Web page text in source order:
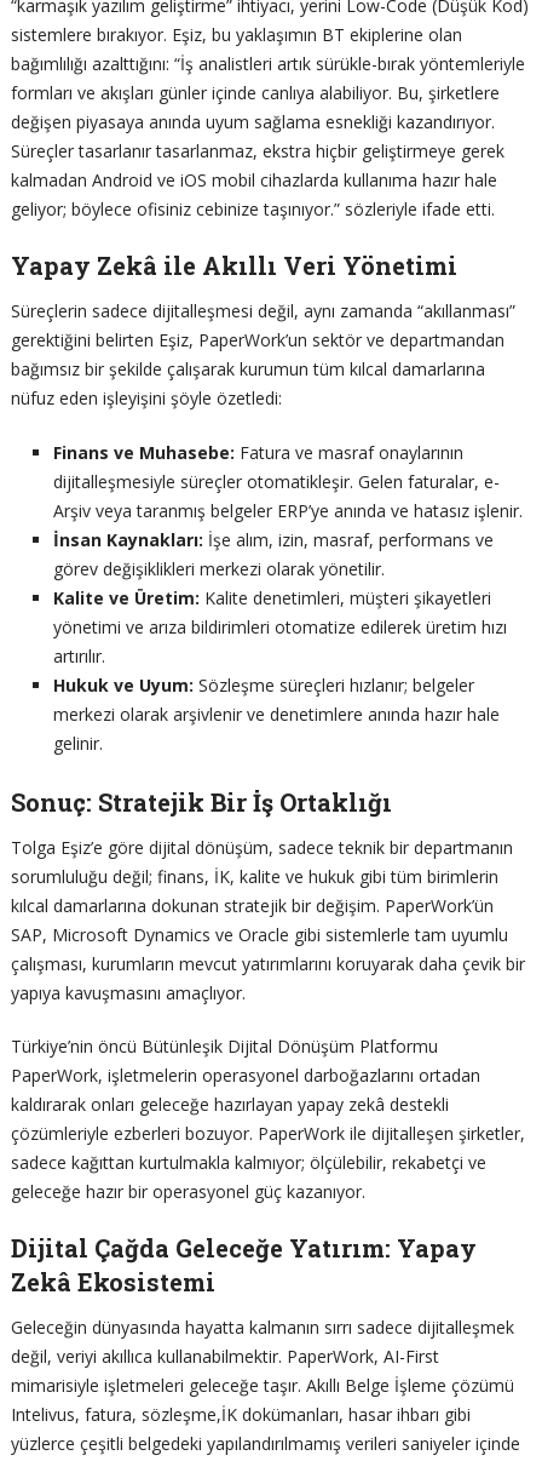
“karmaşık yazılım geliştirme” ihtiyacı, yerini Low-Code (Düşük Kod)
sistemlere bırakıyor. Eşiz, bu yaklaşımın BT ekiplerine olan
bağımlılığı azalttığını: “İş analistleri artık sürükle-bırak yöntemleriyle
formları ve akışları günler içinde canlıya alabiliyor. Bu, şirketlere
değişen piyasaya anında uyum sağlama esnekliği kazandırıyor.
Süreçler tasarlanır tasarlanmaz, ekstra hiçbir geliştirmeye gerek
kalmadan Android ve iOS mobil cihazlarda kullanıma hazır hale
geliyor; böylece ofisiniz cebinize taşınıyor.” sözleriyle ifade etti.
Yapay Zekâ ile Akıllı Veri Yönetimi
Süreçlerin sadece dijitalleşmesi değil, aynı zamanda “akıllanması”
gerektiğini belirten Eşiz, PaperWork’un sektör ve departmandan
bağımsız bir şekilde çalışarak kurumun tüm kılcal damarlarına
nüfuz eden işleyişini şöyle özetledi:
Finans ve Muhasebe: Fatura ve masraf onaylarının
dijitalleşmesiyle süreçler otomatikleşir. Gelen faturalar, e-
Arşiv veya taranmış belgeler ERP’ye anında ve hatasız işlenir.
İnsan Kaynakları: İşe alım, izin, masraf, performans ve
görev değişiklikleri merkezi olarak yönetilir.
Kalite ve Üretim: Kalite denetimleri, müşteri şikayetleri
yönetimi ve arıza bildirimleri otomatize edilerek üretim hızı
artırılır.
Hukuk ve Uyum: Sözleşme süreçleri hızlanır; belgeler
merkezi olarak arşivlenir ve denetimlere anında hazır hale
gelinir.
Sonuç: Stratejik Bir İş Ortaklığı
Tolga Eşiz’e göre dijital dönüşüm, sadece teknik bir departmanın
sorumluluğu değil; finans, İK, kalite ve hukuk gibi tüm birimlerin
kılcal damarlarına dokunan stratejik bir değişim. PaperWork’ün
SAP, Microsoft Dynamics ve Oracle gibi sistemlerle tam uyumlu
çalışması, kurumların mevcut yatırımlarını koruyarak daha çevik bir
yapıya kavuşmasını amaçlıyor.
Türkiye’nin öncü Bütünleşik Dijital Dönüşüm Platformu
PaperWork, işletmelerin operasyonel darboğazlarını ortadan
kaldırarak onları geleceğe hazırlayan yapay zekâ destekli
çözümleriyle ezberleri bozuyor. PaperWork ile dijitalleşen şirketler,
sadece kağıttan kurtulmakla kalmıyor; ölçülebilir, rekabetçi ve
geleceğe hazır bir operasyonel güç kazanıyor.
Dijital Çağda Geleceğe Yatırım: Yapay
Zekâ Ekosistemi
Geleceğin dünyasında hayatta kalmanın sırrı sadece dijitalleşmek
değil, veriyi akıllıca kullanabilmektir. PaperWork, AI-First
mimarisiyle işletmeleri geleceğe taşır. Akıllı Belge İşleme çözümü
Intelivus, fatura, sözleşme,İK dokümanları, hasar ihbarı gibi
yüzlerce çeşitli belgedeki yapılandırılmamış verileri saniyeler içinde